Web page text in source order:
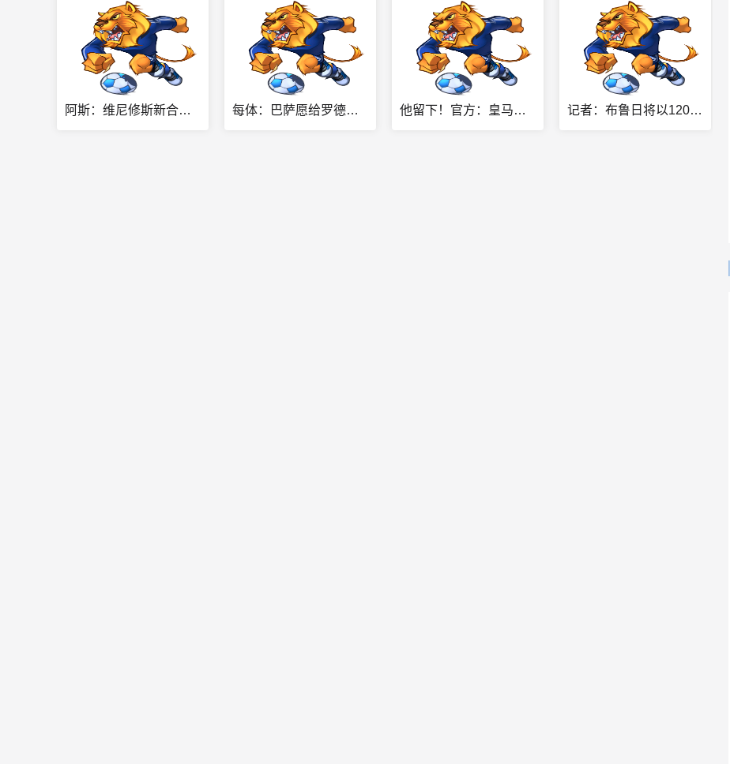
阿斯：维尼修斯新合同年薪2400万欧，枪手的出现加速续约谈判进展 每体：巴萨愿给罗德里一份4年合同 转会费报价高于皇马的4000万欧 他留下！官方：皇马与26岁维尼修斯完成续约，新合同至2032年 记者：布鲁日将以1200万欧签下马略卡边锋比尔希利，签约至2030年